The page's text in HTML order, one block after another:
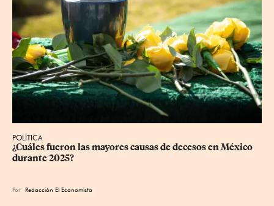
POLÍTICA
¿Cuáles fueron las mayores causas de decesos en México
durante 2025?
Por Redacción El Economista